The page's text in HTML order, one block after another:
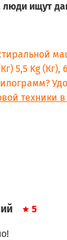
ищут
5,5 Kg (Кг),
техники
5